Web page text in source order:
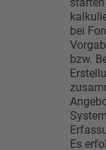
bei
bzw.
Es